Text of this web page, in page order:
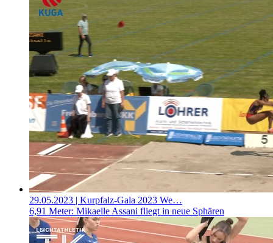
29.05.2023 | Kurpfalz-Gala 2023 We…
6,91 Meter: Mikaelle Assani fliegt in neue Sphären